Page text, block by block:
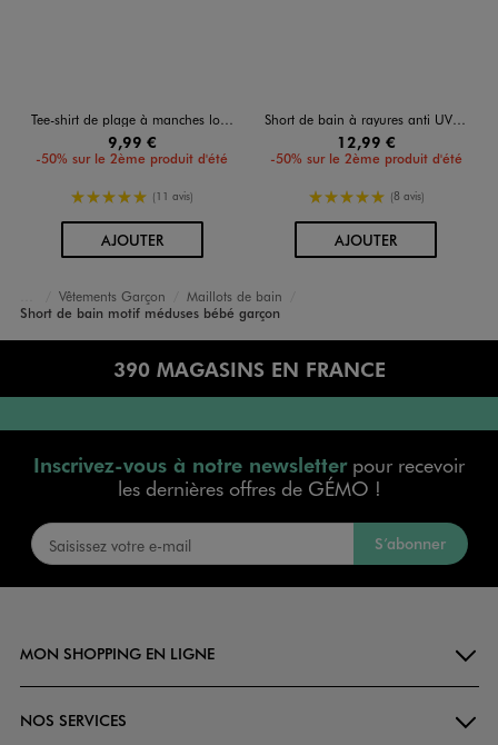
Tee-shirt de plage à manches longues bébé garçon
9,99 €
-50% sur le 2ème produit d'été
5/5 de moyenne
(11 avis)
AJOUTERAU PANIER
Short de bain à rayures anti UV bébé garçon - LuluCastagnette
12,99 €
-50% sur le 2ème produit d'été
5/5 de moyenne
(8 avis)
AJOUTERAU PANIER
Accueil
Bébé
Vêtements Garçon
Maillots de bain
Short de bain motif méduses bébé garçon
390 MAGASINS EN FRANCE
Inscrivez-vous à notre newsletterpour recevoir
les dernières offres de GÉMO !
S’abonner
MON SHOPPING EN LIGNE
NOS SERVICES